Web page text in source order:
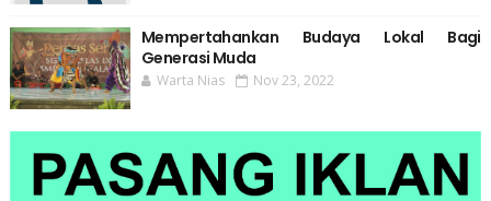
Mempertahankan Budaya Lokal Bagi
Generasi Muda
Warta Nias Nov 23, 2022